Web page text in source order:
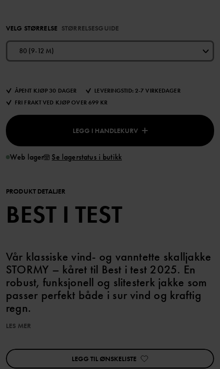
VELG STØRRELSE STØRRELSESGUIDE
80 (9-12 M)
ÅPENT KJØP 30 DAGER
LEVERINGSTID: 2-7 VIRKEDAGER
FRI FRAKT VED KJØP OVER 699 KR
LEGG I HANDLEKURV
Web lager Se lagerstatus i butikk
PRODUKT DETALJER
BEST I TEST
Vår klassiske vind- og vanntette skalljakke
STORMY – kåret til Best i test 2025. En
robust, funksjonell og slitesterk jakke som
passer perfekt både i sur vind og kraftig
regn.
senest 2025.
• Kåret til Best Buy blant regnjakker av den engelske siden
LES MER
LEGG TIL ØNSKELISTE